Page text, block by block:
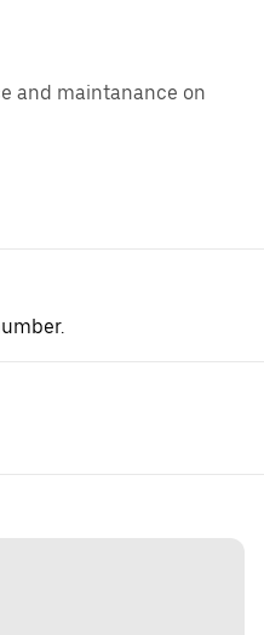
and maintanance on